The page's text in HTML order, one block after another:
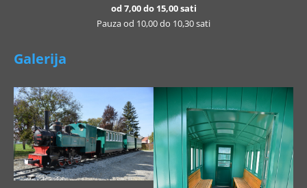
od 7,00 do 15,00 sati
Pauza od 10,00 do 10,30 sati
Galerija